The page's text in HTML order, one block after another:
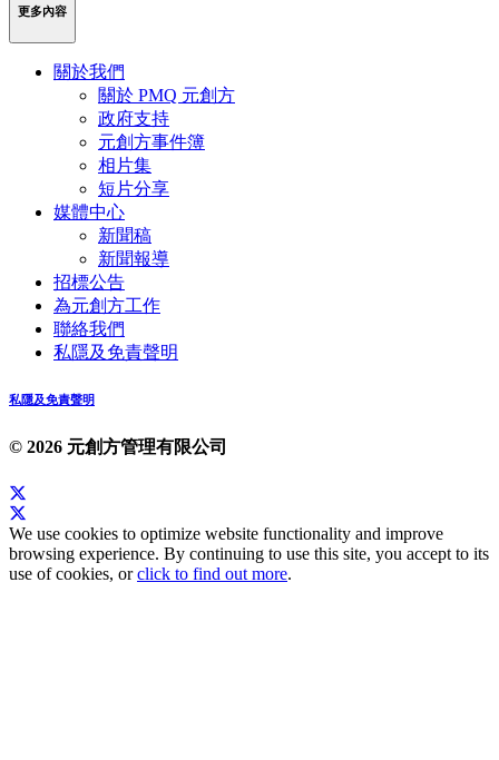
更多內容
關於我們
關於 PMQ 元創方
政府支持
元創方事件簿
相片集
短片分享
媒體中心
新聞稿
新聞報導
招標公告
為元創方工作
聯絡我們
私隱及免責聲明
私隱及免責聲明
© 2026 元創方管理有限公司
We use cookies to optimize website functionality and improve
browsing experience. By continuing to use this site, you accept to its
use of cookies, orclick to find out more.